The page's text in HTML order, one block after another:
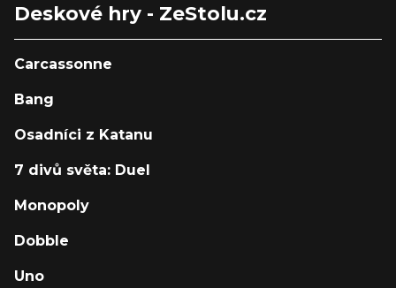
Deskové hry - ZeStolu.cz
Carcassonne
Bang
Osadníci z Katanu
7 divů světa: Duel
Monopoly
Dobble
Uno